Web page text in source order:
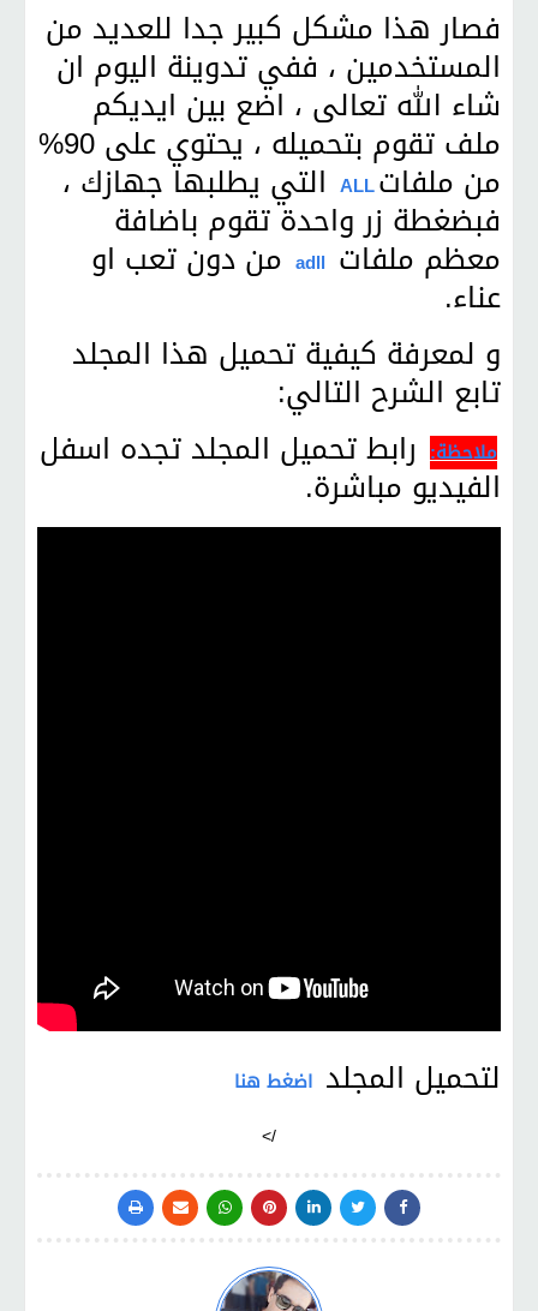
فصار هذا مشكل كبير جدا للعديد من
المستخدمين ، ففي تدوينة اليوم ان
شاء الله تعالى ، اضع بين ايديكم
ملف تقوم بتحميله ، يحتوي على 90%
من ملفاتALL التي يطلبها جهازك ،
فبضغطة زر واحدة تقوم باضافة
معظم ملفات adll من دون تعب او
عناء.
و لمعرفة كيفية تحميل هذا المجلد
تابع الشرح التالي:
ملاحظة: رابط تحميل المجلد تجده اسفل
الفيديو مباشرة.
لتحميل المجلد اضغط هنا
/>